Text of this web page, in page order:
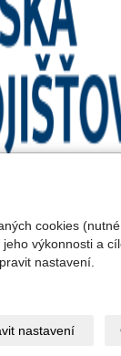
sociálních sítích:
cookies
výkonnosti a
nastavení.
nastavení